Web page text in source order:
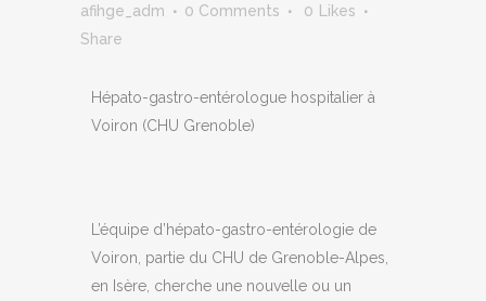
afihge_adm
0 Comments 0 Likes
Share
Hépato-gastro-entérologue hospitalier à
Voiron (CHU Grenoble)
L’équipe d’hépato-gastro-entérologie de
Voiron, partie du CHU de Grenoble-Alpes,
en Isère, cherche une nouvelle ou un